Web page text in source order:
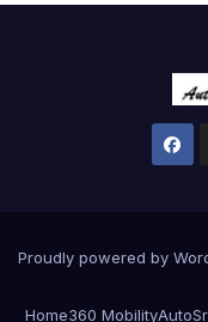
Proudly powered by
Home360 Mobility